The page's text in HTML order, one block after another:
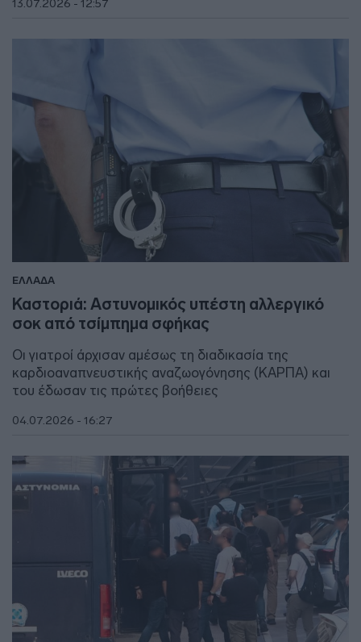
13.07.2026 - 12:57
ΕΛΛΑΔΑ
Καστοριά: Αστυνομικός υπέστη αλλεργικό
σοκ από τσίμπημα σφήκας
Οι γιατροί άρχισαν αμέσως τη διαδικασία της
καρδιοαναπνευστικής αναζωογόνησης (ΚΑΡΠΑ) και
του έδωσαν τις πρώτες βοήθειες
04.07.2026 - 16:27